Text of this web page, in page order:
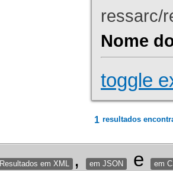
ressarc/
Nome
toggle
1 resultados
Resultados em XML , em JSON e em